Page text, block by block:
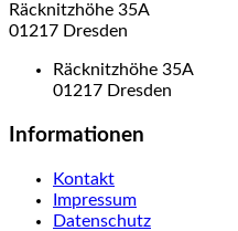
Räcknitzhöhe 35A
01217 Dresden
Räcknitzhöhe 35A
01217 Dresden
Informationen
Kontakt
Impressum
Datenschutz